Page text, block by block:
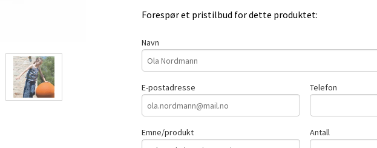
Forespør et pristilbud for dette produktet:
Navn
E-postadresse Telefon
Emne/produkt Antall